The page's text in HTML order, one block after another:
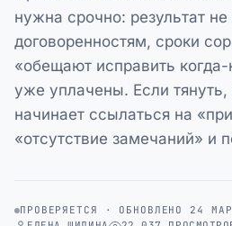
нужна срочно: результат не
договоренностям, сроки
«обещают исправить когда-
уже уплачены. Если тянуть,
начинает ссылаться на
«отсутствие замечаний» и
ПРОВЕРЯЕТСЯ · ОБНОВЛЕНО 24